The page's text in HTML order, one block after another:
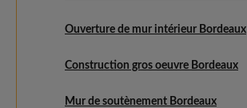
Ouverture de mur intérieur Bordeaux
Construction gros oeuvre Bordeaux
Mur de soutènement Bordeaux